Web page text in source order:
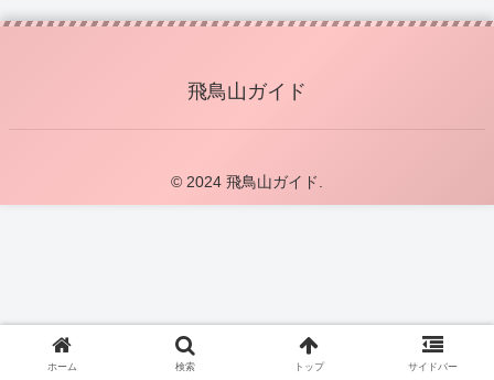
飛鳥山ガイド
© 2024 飛鳥山ガイド.
ホーム 検索 トップ サイドバー